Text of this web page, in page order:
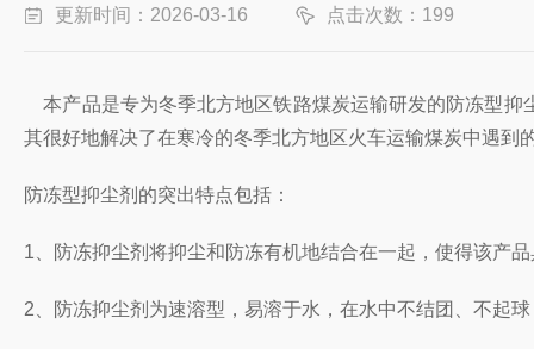
更新时间：2026-03-16 点击次数：199
本产品是专为冬季北方地区铁路煤炭运输研发的防冻型抑
其很好地解决了在寒冷的冬季北方地区火车运输煤炭中遇到
防冻型抑尘剂的突出特点包括：
1、防冻抑尘剂将抑尘和防冻有机地结合在一起，使得该产
2、防冻抑尘剂为速溶型，易溶于水，在水中不结团、不起